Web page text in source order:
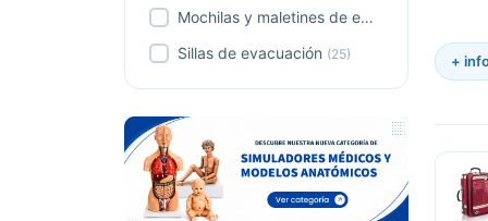
Mochilas y maletines de emergencia
Sillas de evacuación (25) +